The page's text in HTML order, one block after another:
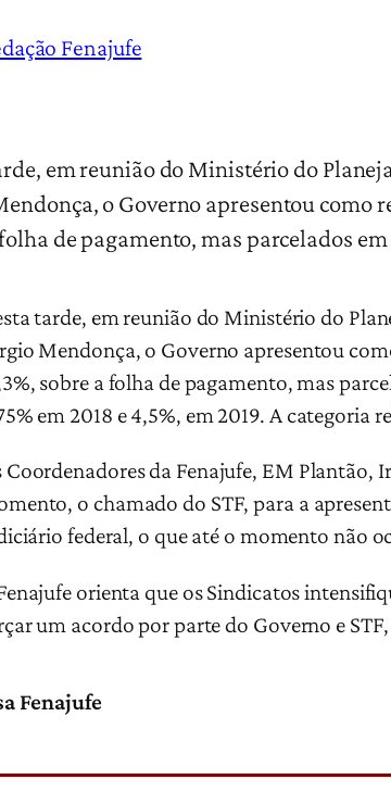
Fenajufe
em reunião do Ministério do
o Governo apresentou como
de pagamento, mas parcelados
tarde, em reunião do Ministério do
Mendonça, o Governo apresentou
sobre a folha de pagamento, mas
em 2018 e 4,5%, em 2019. A categoria
Coordenadores da Fenajufe, EM Plantão,
o chamado do STF, para a
federal, o que até o momento não
orienta que os Sindicatos
um acordo por parte do Governo e
Fenajufe